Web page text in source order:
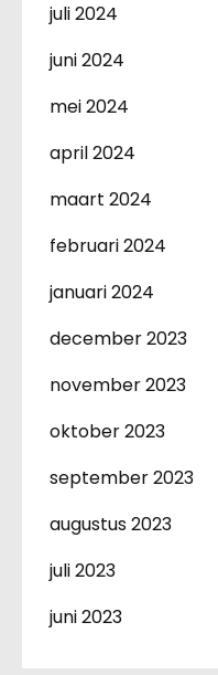
juli 2024
juni 2024
mei 2024
april 2024
maart 2024
februari 2024
januari 2024
december 2023
november 2023
oktober 2023
september 2023
augustus 2023
juli 2023
juni 2023